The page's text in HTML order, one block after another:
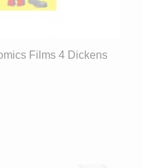
Films 4 Dickens